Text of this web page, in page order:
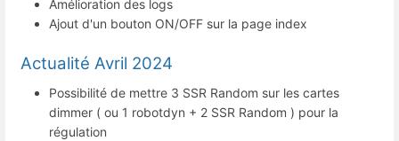
Amélioration des logs
Ajout d'un bouton ON/OFF sur la page index
Actualité Avril 2024
Possibilité de mettre 3 SSR Random sur les cartes
dimmer ( ou 1 robotdyn + 2 SSR Random ) pour la
régulation